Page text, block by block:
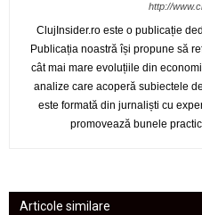
http://
ClujInsider.ro este o publicație
Publicația noastră își propune să
cât mai mare evoluțiile din
analize care acoperă subiectele
este formată din jurnaliști cu
promovează bunele
Articole similare